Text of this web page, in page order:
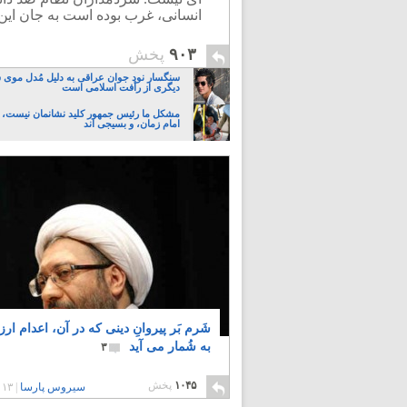
انسانی، غرب بوده است به جان این
۹۰۳ پخش
سنگسار نود جوان عراقی به دلیل مُدل موی
دیگری از رأفت اسلامی است
مشکل ما رئیس جمهور کلید نشانمان نیست،
امام زمان، و بسیجی اند
شَرم بَر پیروانِ دینی که در آن، اعدام
به شُمار می آید
۳
۱۰۴۵ پخش سیروس پارسا |۱۳ سال پیش